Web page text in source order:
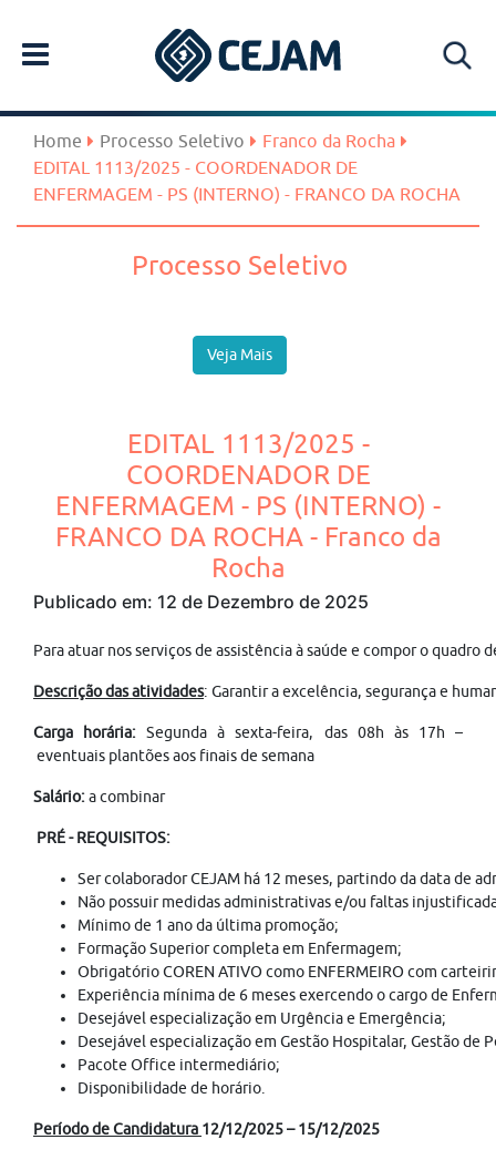
Home Processo Seletivo
Franco da Rocha
EDITAL 1113/2025 - COORDENADOR DE
ENFERMAGEM - PS (INTERNO) - FRANCO DA ROCHA
Processo Seletivo
Veja Mais
EDITAL 1113/2025 -
COORDENADOR DE
ENFERMAGEM - PS (INTERNO) -
FRANCO DA ROCHA - Franco da
Rocha
Publicado em: 12 de Dezembro de 2025
Para atuar nos serviços de assistência à saúde e compor o quadro
Descrição das atividades: Garantir a excelência, segurança e
Carga horária: Segunda à sexta-feira, das 08h às 17h –
eventuais plantões aos finais de semana
Salário:a combinar
PRÉ - REQUISITOS:
Ser colaborador CEJAM há 12 meses, partindo da data de
Não possuir medidas administrativas e/ou faltas
Mínimo de 1 ano da última promoção;
Formação Superior completa em Enfermagem;
Obrigatório COREN ATIVO como ENFERMEIRO com
Experiência mínima de 6 meses exercendo o cargo de
Desejável especialização em Urgência e Emergência;
Desejável especialização em Gestão Hospitalar, Gestão de
Pacote Office intermediário;
Disponibilidade de horário.
Período de Candidatura 12/12/2025 – 15/12/2025